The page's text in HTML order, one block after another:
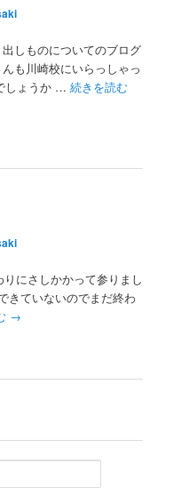
しものについてのブログ
も川崎校にいらっしゃっ
しょうか …続きを読む
にさしかかって参りまし
きていないのでまだ終わ
→